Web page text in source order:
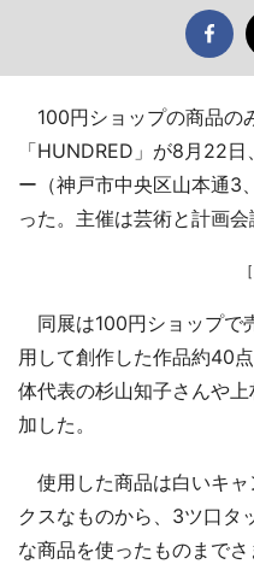
100円ショップの商品の
「HUNDRED」が8月22
ー（神戸市中央区山本通3
った。主催は芸術と計画会
同展は100円ショップで
用して創作した作品約40
体代表の杉山知子さんや
加した。
使用した商品は白いキャ
クスなものから、3ツ口タ
な商品を使ったものまで